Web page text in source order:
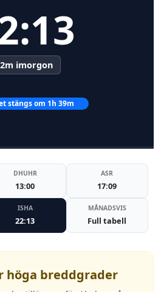
imorgon
stängs om 1h 39m
DHUHR
13:00
ASR
17:09
ISHA
22:13
MÅNADSVIS
Full tabell
höga breddgrader